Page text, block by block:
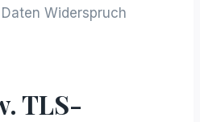
Widerspruch
TLS-